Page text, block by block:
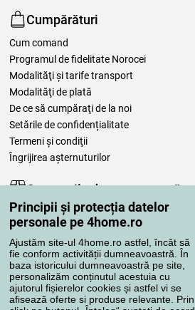
Principii și protecția datelor
personale pe 4home.ro
Ajustăm site-ul 4home.ro astfel, încât să
fie conform activității dumneavoastră. În
baza istoricului dumneavoastră pe site,
personalizăm conținutul acestuia cu
ajutorul fișierelor cookies și astfel vi se
afisează oferte si produse relevante. Prin
Cumpărături
Cum comand
Programul de fidelitate Norocei
Modalităţi şi tarife transport
Modalităţi de plată
De ce să cumpăraţi de la noi
Setările de confidențialitate
Termeni şi condiţii
Îngrijirea așternuturilor
Comenzile dumneavoastră
Contul meu
Revizuirea comenzilor
Reclamaţii
Retragere de la contract
Regulile de procesare a recenziilor